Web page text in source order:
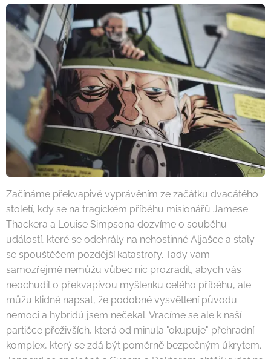
Začínáme překvapivě vyprávěním ze začátku dvacátého
století, kdy se na tragickém příběhu misionářů Jamese
Thackera a Louise Simpsona dozvíme o souběhu
událostí, které se odehrály na nehostinné Aljašce a staly
se spouštěčem pozdější katastrofy. Tady vám
samozřejmě nemůžu vůbec nic prozradit, abych vás
neochudil o překvapivou myšlenku celého příběhu, ale
můžu klidně napsat, že podobné vysvětlení původu
nemoci a hybridů jsem nečekal. Vracíme se ale k naší
partičce přeživších, která od minula "okupuje" přehradní
komplex, který se zdá být poměrně bezpečným úkrytem.